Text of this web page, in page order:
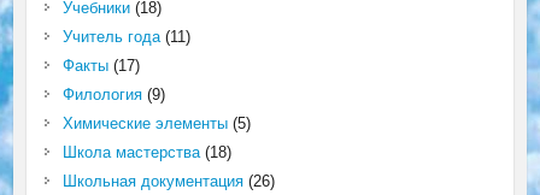
Учебники(18)
Учитель года(11)
Факты(17)
Филология(9)
Химические элементы(5)
Школа мастерства(18)
Школьная документация(26)